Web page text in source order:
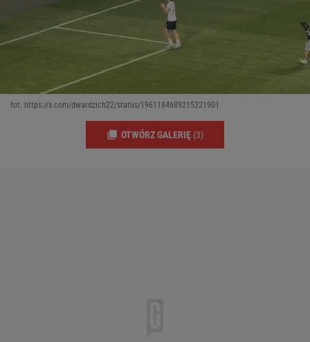
fot. https://x.com/dwardzich22/status/1961184689215221901
OTWÓRZ GALERIĘ (3)